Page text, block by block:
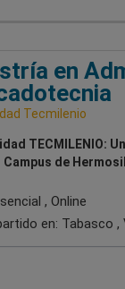
en
Tecmilenio
TECMILENIO:
de
, Online
en: Tabasco ,